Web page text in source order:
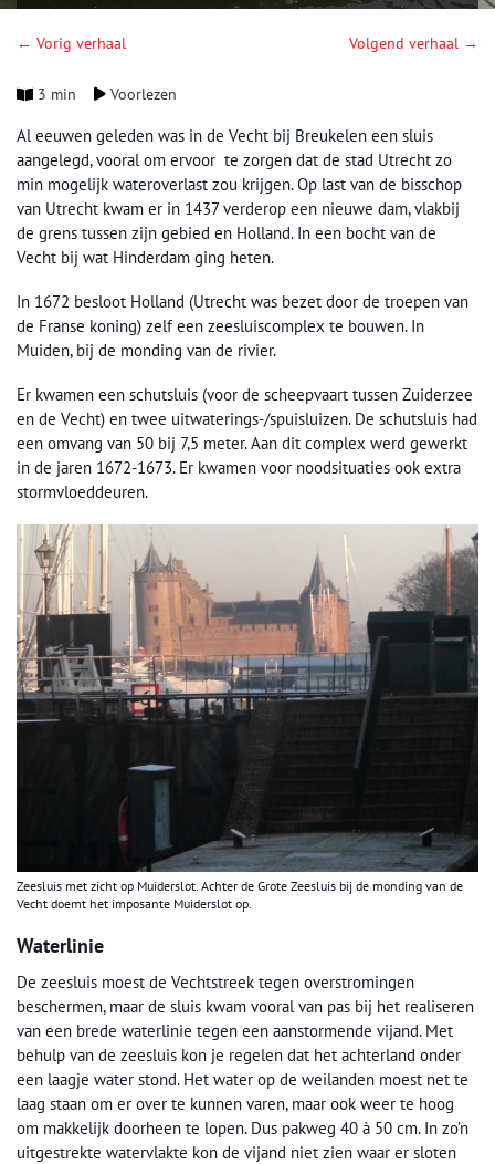
← Vorig verhaal Volgend verhaal →
3 min Voorlezen
Al eeuwen geleden was in de Vecht bij Breukelen een sluis
aangelegd, vooral om ervoor te zorgen dat de stad Utrecht zo
min mogelijk wateroverlast zou krijgen. Op last van de bisschop
van Utrecht kwam er in 1437 verderop een nieuwe dam, vlakbij
de grens tussen zijn gebied en Holland. In een bocht van de
Vecht bij wat Hinderdam ging heten.
In 1672 besloot Holland (Utrecht was bezet door de troepen van
de Franse koning) zelf een zeesluiscomplex te bouwen. In
Muiden, bij de monding van de rivier.
Er kwamen een schutsluis (voor de scheepvaart tussen Zuiderzee
en de Vecht) en twee uitwaterings-/spuisluizen. De schutsluis had
een omvang van 50 bij 7,5 meter. Aan dit complex werd gewerkt
in de jaren 1672-1673. Er kwamen voor noodsituaties ook extra
stormvloeddeuren.
Zeesluis met zicht op Muiderslot. Achter de Grote Zeesluis bij de monding van de
Vecht doemt het imposante Muiderslot op.
Waterlinie
De zeesluis moest de Vechtstreek tegen overstromingen
beschermen, maar de sluis kwam vooral van pas bij het realiseren
van een brede waterlinie tegen een aanstormende vijand. Met
behulp van de zeesluis kon je regelen dat het achterland onder
een laagje water stond. Het water op de weilanden moest net te
laag staan om er over te kunnen varen, maar ook weer te hoog
om makkelijk doorheen te lopen. Dus pakweg 40 à 50 cm. In zo’n
uitgestrekte watervlakte kon de vijand niet zien waar er sloten